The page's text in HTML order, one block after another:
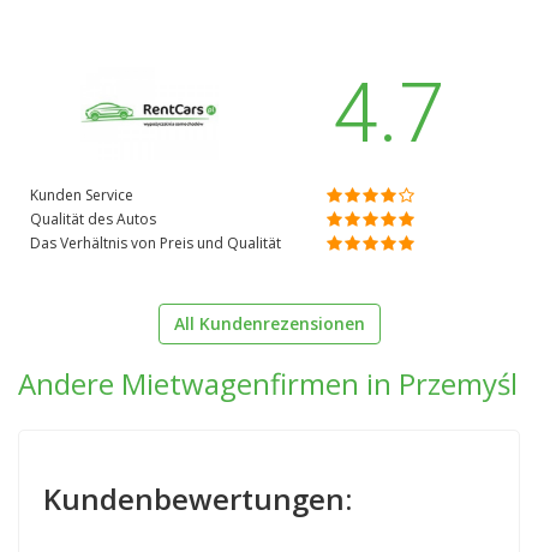
4.7
Kunden Service
Qualität des Autos
Das Verhältnis von Preis und Qualität
All Kundenrezensionen
Andere Mietwagenfirmen in Przemyśl
Kundenbewertungen: